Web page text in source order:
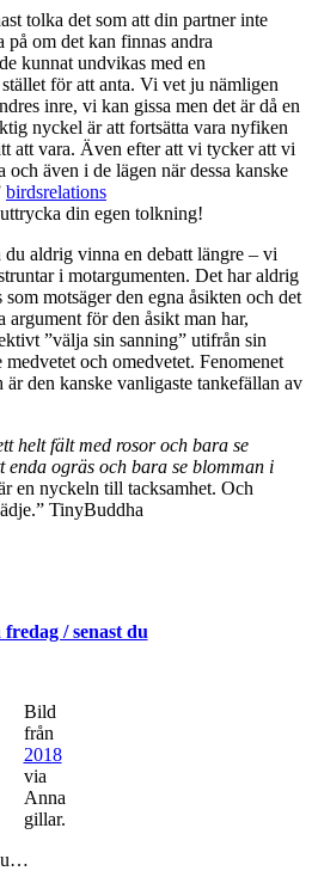
tolka det som att din partner inte
om det kan finnas andra
kunnat undvikas med en
för att anta. Vi vet ju nämligen
inre, vi kan gissa men det är då en
nyckel är att fortsätta vara nyfiken
att vara. Även efter att vi tycker att vi
även i de lägen när dessa kanske
birdsrelations
din egen tolkning!
aldrig vinna en debatt längre – vi
i motargumenten. Det har aldrig
motsäger den egna åsikten och det
argument för den åsikt man har,
”välja sin sanning” utifrån sin
och omedvetet. Fenomenet
den kanske vanligaste tankefällan av
helt fält med rosor och bara se
enda ogräs och bara se blomman i
en nyckeln till tacksamhet. Och
TinyBuddha
fredag / senast du
Bild
från
2018
via
Anna
gillar.